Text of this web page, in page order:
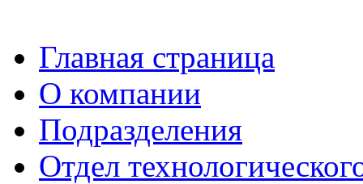
Главная страница
О компании
Подразделения
Отдел